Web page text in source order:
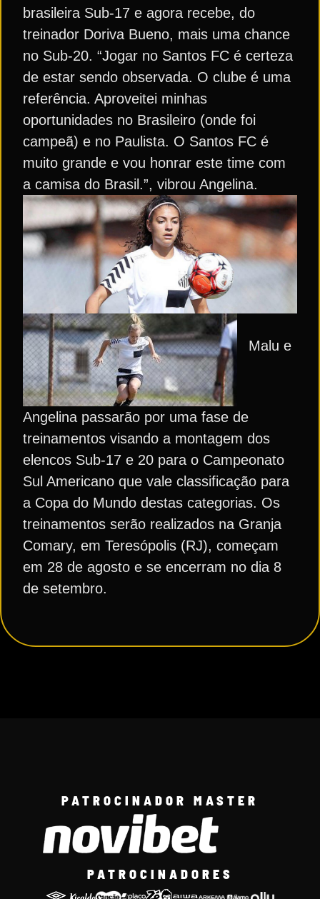
brasileira Sub-17 e agora recebe, do
treinador Doriva Bueno, mais uma chance
no Sub-20. “Jogar no Santos FC é certeza
de estar sendo observada. O clube é uma
referência. Aproveitei minhas
oportunidades no Brasileiro (onde foi
campeã) e no Paulista. O Santos FC é
muito grande e vou honrar este time com
a camisa do Brasil.”, vibrou Angelina.
Malu e
Angelina passarão por uma fase de
treinamentos visando a montagem dos
elencos Sub-17 e 20 para o Campeonato
Sul Americano que vale classificação para
a Copa do Mundo destas categorias. Os
treinamentos serão realizados na Granja
Comary, em Teresópolis (RJ), começam
em 28 de agosto e se encerram no dia 8
de setembro.
PATROCINADOR MASTER
PATROCINADORES